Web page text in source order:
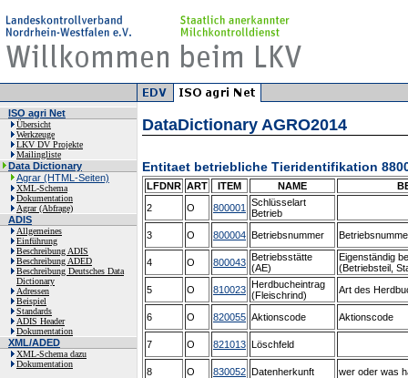
ISO agri Net
Übersicht
Werkzeuge
LKV DV Projekte
Mailingliste
Data Dictionary
Agrar (HTML-Seiten)
XML-Schema
Dokumentation
Agrar (Abfrage)
ADIS
Allgemeines
Einführung
Beschreibung ADIS
Beschreibung ADED
Beschreibung Deutsches Data
Dictionary
Adressen
Beispiel
Standards
ADIS Header
Dokumentation
XML/ADED
XML-Schema dazu
Dokumentation
DataDictionary AGRO2014
Entitaet betriebliche Tieridentifikation
LFDNR ART ITEM NAME
2
O 800001
Schlüsselart
Betrieb
3
O 800004 Betriebsnummer
4 O 800043 Betriebsstätte
(AE)
Eigenständig
(Betriebsteil,
5
O 810023 Herdbucheintrag
(Fleischrind)
Art des
6 O 820055 Aktionscode Aktionscode
7 O 821013 Löschfeld
8 O 830052 Datenherkunft wer oder was